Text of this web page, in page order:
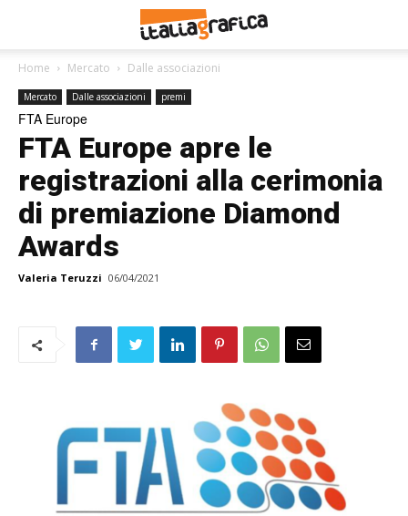
Home Mercato Dalle associazioni
Mercato Dalle associazioni premi
FTA Europe
FTA Europe apre le
registrazioni alla cerimonia
di premiazione Diamond
Awards
Valeria Teruzzi 06/04/2021